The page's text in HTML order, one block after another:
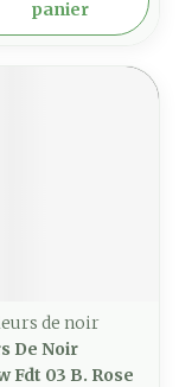
panier
de noir
De Noir
Fdt 03 B. Rose